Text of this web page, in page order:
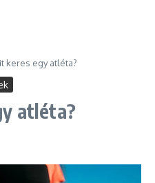
keres egy atléta?
atléta?